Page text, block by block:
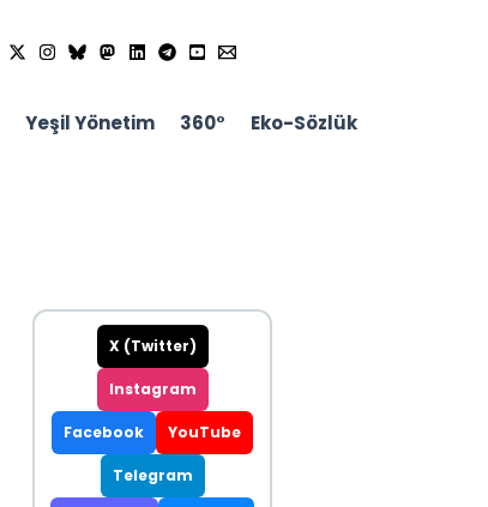
Yeşil Yönetim 360° Eko-Sözlük
X (Twitter)
Instagram
Facebook YouTube
Telegram